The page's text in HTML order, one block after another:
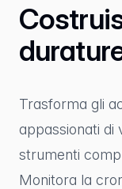
Trasforma gli
appassionati di
strumenti
Monitora la